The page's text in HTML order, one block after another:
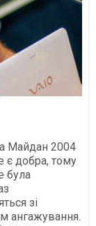
Майдан 2004
є добра, тому
була
зі
ангажування.